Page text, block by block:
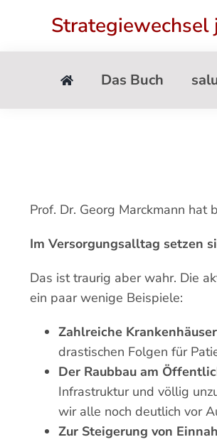
springen
Strategiewechsel
Das Buch
Prof. Dr. Georg Marckmann
Im Versorgungsalltag setzen
Das ist traurig aber wahr. Die
ein paar wenige Beispiele:
Zahlreiche
drastischen Folgen für
Der Raubbau am
Infrastruktur und völlig
wir alle noch deutlich vor
Zur Steigerung von